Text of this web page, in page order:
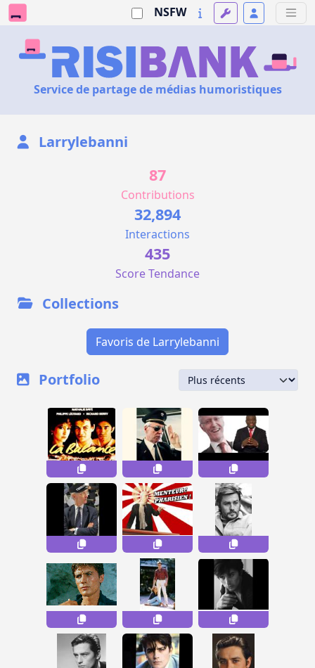
NSFW
Service de partage de médias humoristiques
Larrylebanni
87
Contributions
32,894
Interactions
435
Score Tendance
Collections
Favoris de Larrylebanni
Portfolio